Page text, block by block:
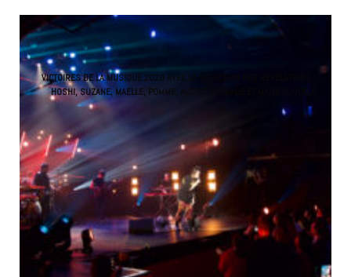
VICTOIRES DE LA MUSIQUE 2020 AVEC LA SELECTION DES RÉVÉLATIONS :
HOSHI, SUZANE, MAELLE, POMME, ALOISE SAUVAGE ET MALIK DJOUDJI